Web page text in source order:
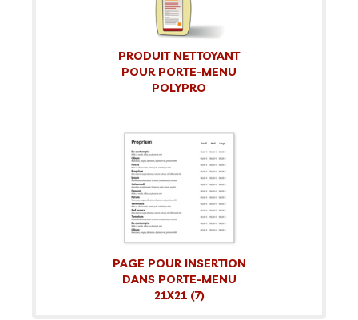
PRODUIT NETTOYANT
POUR PORTE-MENU
POLYPRO
PAGE POUR INSERTION
DANS PORTE-MENU
21X21 (7)